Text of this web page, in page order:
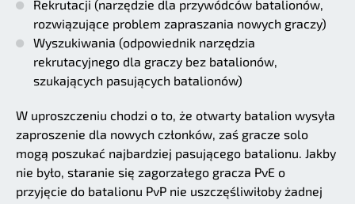
Rekrutacji (narzędzie dla przywódców batalionów,
rozwiązujące problem zapraszania nowych graczy)
Wyszukiwania (odpowiednik narzędzia
rekrutacyjnego dla graczy bez batalionów,
szukających pasujących batalionów)
W uproszczeniu chodzi o to, że otwarty batalion wysyła
zaproszenie dla nowych członków, zaś gracze solo
mogą poszukać najbardziej pasującego batalionu. Jakby
nie było, staranie się zagorzałego gracza PvE o
przyjęcie do batalionu PvP nie uszczęśliwiłoby żadnej